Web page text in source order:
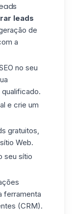
leads
de
a
no seu
e crie um
gratuitos,
Web.
seu sítio
ferramenta
(CRM).